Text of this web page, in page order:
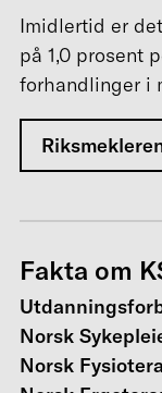
Imidlertid er
på 1,0 prosent
forhandlinger i
Fakta om
Norsk
Norsk